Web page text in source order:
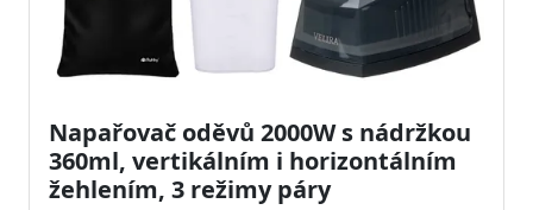
Napařovač oděvů 2000W s nádržkou
360ml, vertikálním i horizontálním
žehlením, 3 režimy páry